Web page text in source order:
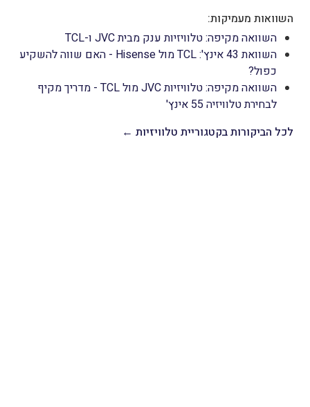
השוואות מעמיקות:
השוואה מקיפה: טלוויזיות ענק מבית JVC ו-TCL
השוואת 43 אינץ': TCL מול Hisense - האם שווה להשקיע
כפול?
השוואה מקיפה: טלוויזיות JVC מול TCL - מדריך מקיף
לבחירת טלוויזיה 55 אינץ'
לכל הביקורות בקטגוריית טלוויזיות ←